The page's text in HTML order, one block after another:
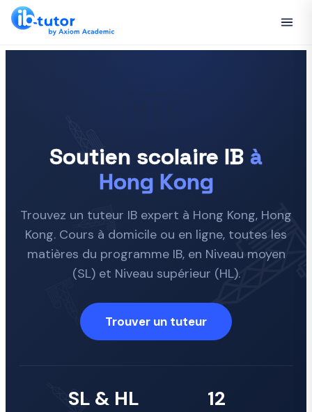
Soutien scolaire IB à
Hong Kong
Trouvez un tuteur IB expert à Hong Kong, Hong
Kong. Cours à domicile ou en ligne, toutes les
matières du programme IB, en Niveau moyen
(SL) et Niveau supérieur (HL).
Trouver un tuteur
SL & HL 12